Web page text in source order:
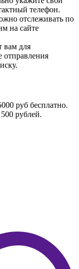
телефон.
отслеживать по
на сайте
вам для
отправления
руб бесплатно.
рублей.